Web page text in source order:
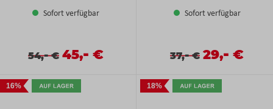
Sofort verfügbar
Verkaufspreis:
Regulärer Preis:
54,-€ Verkaufspreis:
45,- €
Sofort verfügbar
Verkaufspreis:
Regulärer Preis:
37,-€ 29,- €
16% 18%